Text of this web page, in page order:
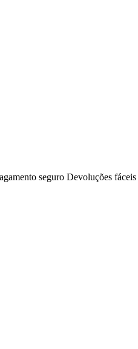
seguro Devoluções fáceis